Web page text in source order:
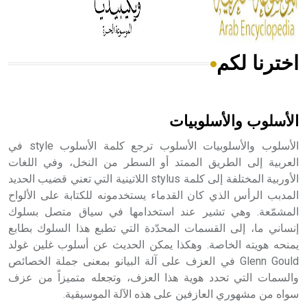
أجود أنواعه، ويمتاز بكبر الحجم ويسمى الش
هل تعلم أن الأبسيد كلمة فرنسية اللفظ تم اعتمادها مصطلحاً
- هل تعلم أن أبجر Abgar اسم معروف جيداً يعود إلى عدد من
الملوك الذين حكموا مدينة إديسا (الرها) من أبجر الأول وحتى
التاسع، وهم ينتسبون إلى أسرة أوسروين
- هل تعلم أن الأبجدية الكنعانية تتألف من /22/ علامة كتابية
sign تكتب منفصلة غير متصلة، وتعتمد المبدأ الأكوروفوني،
اخترنا لكم
الأسلوب والأسلوبيات
الأسلوب والأسلوبيات الأسلوب ترجع كلمة الأسلوب style في
العربية إلى الطريق الممتد أو السطر من النخل، وفي اللغات
الأوربية المختلفة إلى كلمة stylus اللاتينية التي تعني قضيب الحديد
المدبب الرأس الذي كان القدماء يستخدمونه للكتابة على الألواح
المشمّعة. وهي تشير عند استخدامها في سياق متصل بسلوك
إنساني ما، إلى القسمات المحدّدة التي تطبع هذا السلوك بطابع
يمنحه هويته الخاصة. وهكذا يمكن الحديث عن أسلوب غلين غولد
Glenn Gould في العزف على آلة البيانو بمعنى جملة الخصائص
والسمات التي تحدد هوية هذا العزف، وتجعله متميزاً من عزف
سواه من مشهوري العازفين على هذه الآلة الموسيقية.